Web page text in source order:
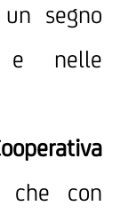
segno
e nelle
che con